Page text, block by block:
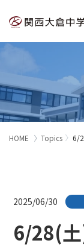
HOME Topics 6/
2025/06/30
6/28(